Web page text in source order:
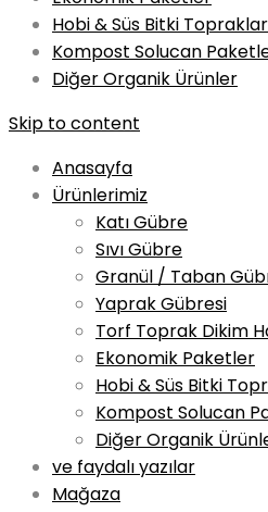
Hobi & Süs Bitki
Kompost Solucan
Diğer Organik Ürünler
Skip to content
Anasayfa
Ürünlerimiz
Katı Gübre
Sıvı Gübre
Granül / Taban
Yaprak Gübresi
Torf Toprak Dikim
Ekonomik Paketler
Hobi & Süs Bitki
Kompost Solucan
Diğer Organik
ve faydalı yazılar
Mağaza